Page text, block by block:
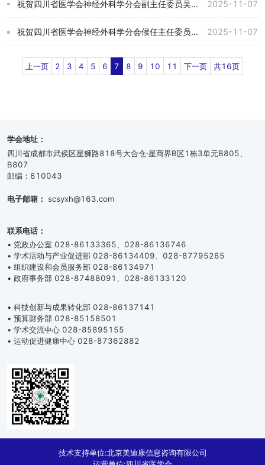
祝贺四川省医学会神经外科学分会副主任委员吴波教授当选中华医学会神经外科学分会第九届委员会委员。 2025-11-07
祝贺四川省医学会神经外科学分会候任主任委员陈礼刚教授当选中华医学会神经外科学分会第九届委员会委员。 2025-11-07
上一页 2 3 4 5 6 7 8 9 10 11 下一页 共16页
学会地址：
四川省成都市武侯区星狮路818号大合仓·星商界B区1栋3单元B805、
B807
邮编：610043
电子邮箱： scsyxh@163.com
联系电话：
• 党政办公室 028-86133365、028-86136746
• 学术活动与产业促进部 028-86134409、028-87795265
• 组织建设和会员服务部 028-86134971
• 政府事务部 028-87488091、028-86133120
• 科技创新与成果转化部 028-86137141
• 预算财务部 028-85158501
• 学术交流中心 028-85895155
• 运动促进健康中心 028-87362882
技术支持单位:北京美迪康信息咨询有限公司